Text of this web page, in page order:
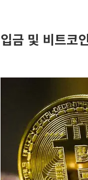
입금 및 비트코